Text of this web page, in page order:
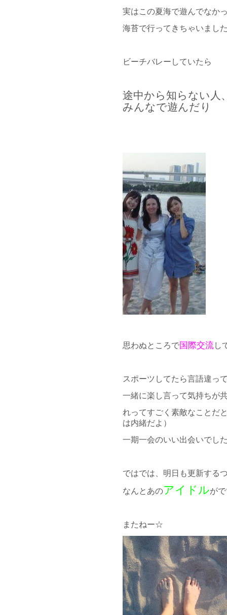
実はこの夏海で遊んでなか
海苔で行ってきちゃいまし
ビーチバレーしていたら
途中から知らない
みんなで遊んだり
思わぬところで国際交流し
スポーツしてたら言語違っ
一緒に楽し言って気持ちが
れってすごく素敵なこと
は内緒だよ）
一期一会のいい出会いでし
ではでは、明日も更新する
なんとあのアイドルが
またねー☆